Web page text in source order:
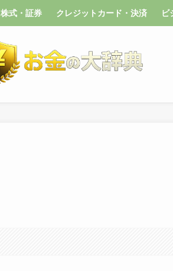
株式・証券 クレジットカード・決済 ビ